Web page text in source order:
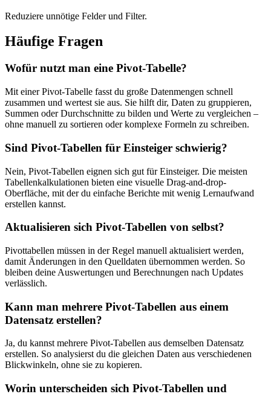
Reduziere unnötige Felder und Filter.
Häufige Fragen
Wofür nutzt man eine Pivot-Tabelle?
Mit einer Pivot-Tabelle fasst du große Datenmengen schnell
zusammen und wertest sie aus. Sie hilft dir, Daten zu gruppieren,
Summen oder Durchschnitte zu bilden und Werte zu vergleichen –
ohne manuell zu sortieren oder komplexe Formeln zu schreiben.
Sind Pivot-Tabellen für Einsteiger schwierig?
Nein, Pivot-Tabellen eignen sich gut für Einsteiger. Die meisten
Tabellenkalkulationen bieten eine visuelle Drag-and-drop-
Oberfläche, mit der du einfache Berichte mit wenig Lernaufwand
erstellen kannst.
Aktualisieren sich Pivot-Tabellen von selbst?
Pivottabellen müssen in der Regel manuell aktualisiert werden,
damit Änderungen in den Quelldaten übernommen werden. So
bleiben deine Auswertungen und Berechnungen nach Updates
verlässlich.
Kann man mehrere Pivot-Tabellen aus einem
Datensatz erstellen?
Ja, du kannst mehrere Pivot-Tabellen aus demselben Datensatz
erstellen. So analysierst du die gleichen Daten aus verschiedenen
Blickwinkeln, ohne sie zu kopieren.
Worin unterscheiden sich Pivot-Tabellen und